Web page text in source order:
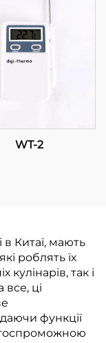
WT-2
Китаї, мають
роблять їх
так і
ці
функції